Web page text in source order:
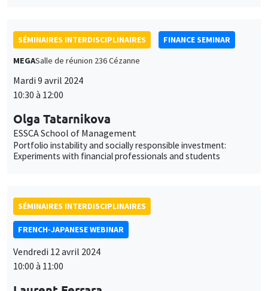
SÉMINAIRES INTERDISCIPLINAIRES
FINANCE SEMINAR
MEGASalle de réunion 236 Cézanne
Mardi 9 avril 2024
10:30 à 12:00
Olga Tatarnikova
ESSCA School of Management
Portfolio instability and socially responsible investment:
Experiments with financial professionals and students
SÉMINAIRES INTERDISCIPLINAIRES
FRENCH-JAPANESE WEBINAR
Vendredi 12 avril 2024
10:00 à 11:00
Utilisation
Ce site utilise des cookies et des services tiers pour garantir son bon
fonctionnement, analyser la fréquentation du site et proposer des